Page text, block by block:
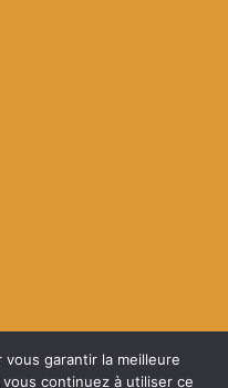
garantir la meilleure
continuez à utiliser ce